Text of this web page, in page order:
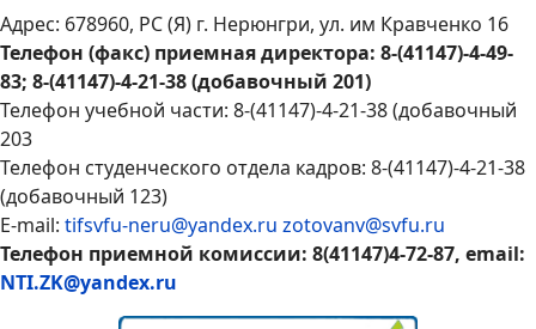
Адрес: 678960, РС (Я) г. Нерюнгри, ул. им Кравченко 16
Телефон (факс) приемная директора: 8-(41147)-4-49-
83; 8-(41147)-4-21-38 (добавочный 201)
Телефон учебной части: 8-(41147)-4-21-38 (добавочный
203
Телефон студенческого отдела кадров: 8-(41147)-4-21-38
(добавочный 123)
E-mail: tifsvfu-neru@yandex.ru zotovanv@svfu.ru
Телефон приемной комиссии: 8(41147)4-72-87, email:
NTI.ZK@yandex.ru